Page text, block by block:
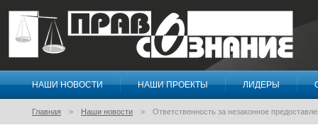
Правосознание
НАШИ НОВОСТИ НАШИ ПРОЕКТЫ ЛИДЕРЫ
Главная Наши новости Ответственность за незаконное